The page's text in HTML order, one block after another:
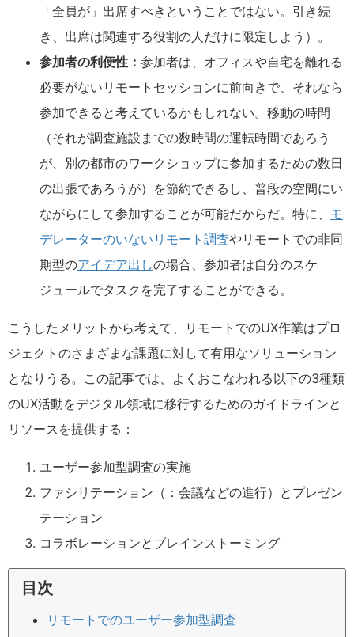
「全員が」出席すべきということではない。引き続
き、出席は関連する役割の人だけに限定しよう）。
参加者の利便性： 参加者は、オフィスや自宅を離れる
必要がないリモートセッションに前向きで、それなら
参加できると考えているかもしれない。移動の時間
（それが調査施設までの数時間の運転時間であろう
が、別の都市のワークショップに参加するための数日
の出張であろうが）を節約できるし、普段の空間にい
ながらにして参加することが可能だからだ。特に、 モ
デレーターのいないリモート調査やリモートでの非同
期型のアイデア出しの場合、参加者は自分のスケ
ジュールでタスクを完了することができる。
こうしたメリットから考えて、リモートでのUX作業はプロ
ジェクトのさまざまな課題に対して有用なソリューション
となりうる。この記事では、よくおこなわれる以下の3種類
のUX活動をデジタル領域に移行するためのガイドラインと
リソースを提供する：
ユーザー参加型調査の実施
ファシリテーション（：会議などの進行）とプレゼン
テーション
コラボレーションとブレインストーミング
目次
リモートでのユーザー参加型調査